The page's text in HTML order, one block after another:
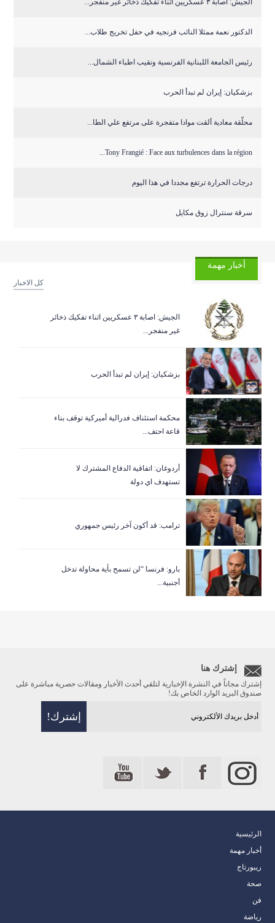
الجيش: اصابة ٣ عسكريين اثناء تفكيك ذخائر غير منفجر...
الدكتور نعمة ممثلا النائب فرنجيه في حفل تخريج طلاب...
رئيس الجامعة اللبنانية الفرنسية ونقيب اطباء الشمال...
بزشكيان: إيران لم تبدأ الحرب
محلّقة معادية ألقت موادا متفجرة على مرتفع علي الطا...
Tony Frangié : Face aux turbulences dans la région...
درجات الحرارة ترتفع مجددا في هذا اليوم
سرقة سنترال زوق مكايل
أخبار مهمة
كل الاخبار
الجيش: اصابة ٣ عسكريين اثناء تفكيك ذخائر
غير منفجر...
بزشكيان: إيران لم تبدأ الحرب
‏محكمة استئناف فدرالية أميركية توقف بناء
قاعة احتف...
أردوغان: اتفاقية الدفاع المشترك لا
تستهدف اي دولة
ترامب: قد أكون آخر رئيس جمهوري
بارو: فرنسا “لن تسمح بأية محاولة تدخل
أجنبية...
إشترك هنا
إشترك مجاناً في النشرة الإخبارية لتلقي أحدث الأخبار ومقالات حصرية مباشرة على
صندوق البريد الوارد الخاص بك!
الرئيسية
أخبار مهمة
ريبورتاج
صحة
فن
رياضة